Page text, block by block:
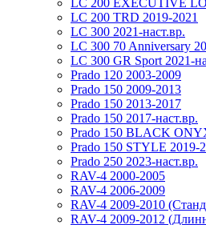
LC 200 TRD 2019-2021
LC 300 2021-наст.вр.
LC 300 70 Anniversary
LC 300 GR Sport 2021-
Prado 120 2003-2009
Prado 150 2009-2013
Prado 150 2013-2017
Prado 150 2017-наст.вр.
Prado 150 BLACK
Prado 150 STYLE 2019-
Prado 250 2023-наст.вр.
RAV-4 2000-2005
RAV-4 2006-2009
RAV-4 2009-2010
RAV-4 2009-2012